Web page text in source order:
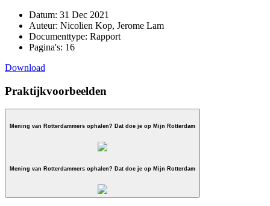
Datum: 31 Dec 2021
Auteur: Nicolien Kop, Jerome Lam
Documenttype: Rapport
Pagina's: 16
Download
Praktijkvoorbeelden
Mening van Rotterdammers ophalen? Dat doe je op Mijn Rotterdam
Mening van Rotterdammers ophalen? Dat doe je op Mijn Rotterdam